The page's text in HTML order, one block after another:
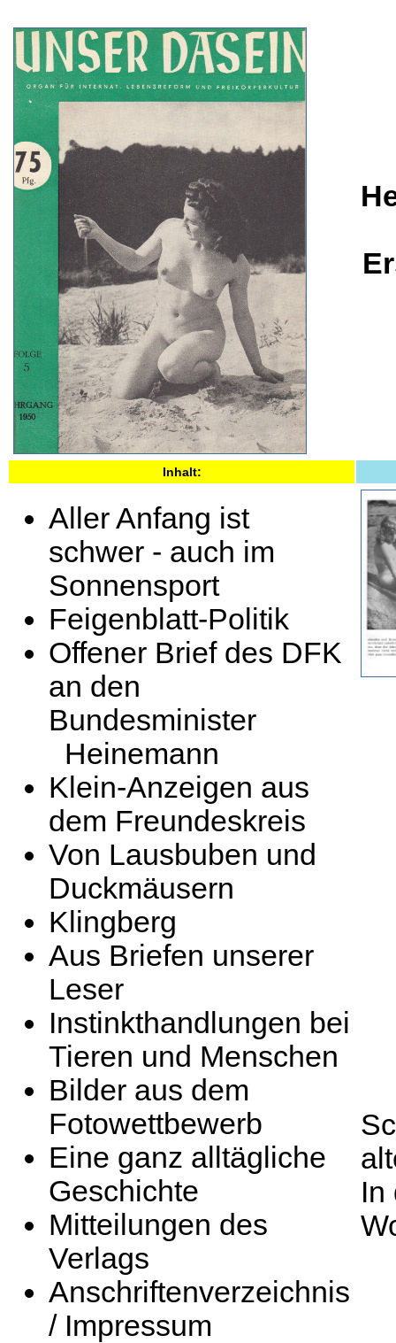
Inhalt:
Aller Anfang ist
schwer - auch im
Sonnensport
Feigenblatt-Politik
Offener Brief des DFK
an den
Bundesminister
Heinemann
Klein-Anzeigen aus
dem Freundeskreis
Von Lausbuben und
Duckmäusern
Klingberg
Aus Briefen unserer
Leser
Instinkthandlungen bei
Tieren und Menschen
Bilder aus dem
Fotowettbewerb
Eine ganz alltägliche
Geschichte
Mitteilungen des
Verlags
Anschriftenverzeichnis
/ Impressum
In